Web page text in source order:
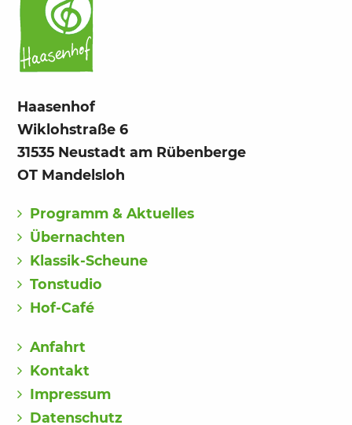
Haasenhof
Wiklohstraße 6
31535 Neustadt am Rübenberge
OT Mandelsloh
Programm & Aktuelles
Übernachten
Klassik-Scheune
Tonstudio
Hof-Café
Anfahrt
Kontakt
Impressum
Datenschutz